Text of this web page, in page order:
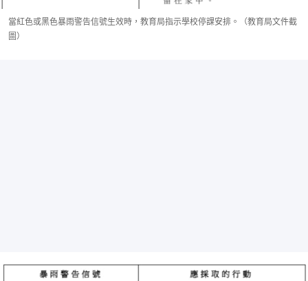
當紅色或黑色暴雨警告信號生效時，教育局指示學校停課安排。（教育局文件截
圖）